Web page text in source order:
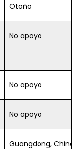
Otoño
No apoyo
No apoyo
No apoyo
Guangdong, China